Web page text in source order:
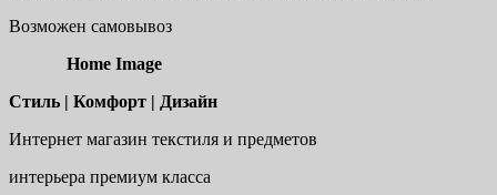
Возможен самовывоз
Home Image
Стиль | Комфорт | Дизайн
Интернет магазин текстиля и предметов
интерьера премиум класса